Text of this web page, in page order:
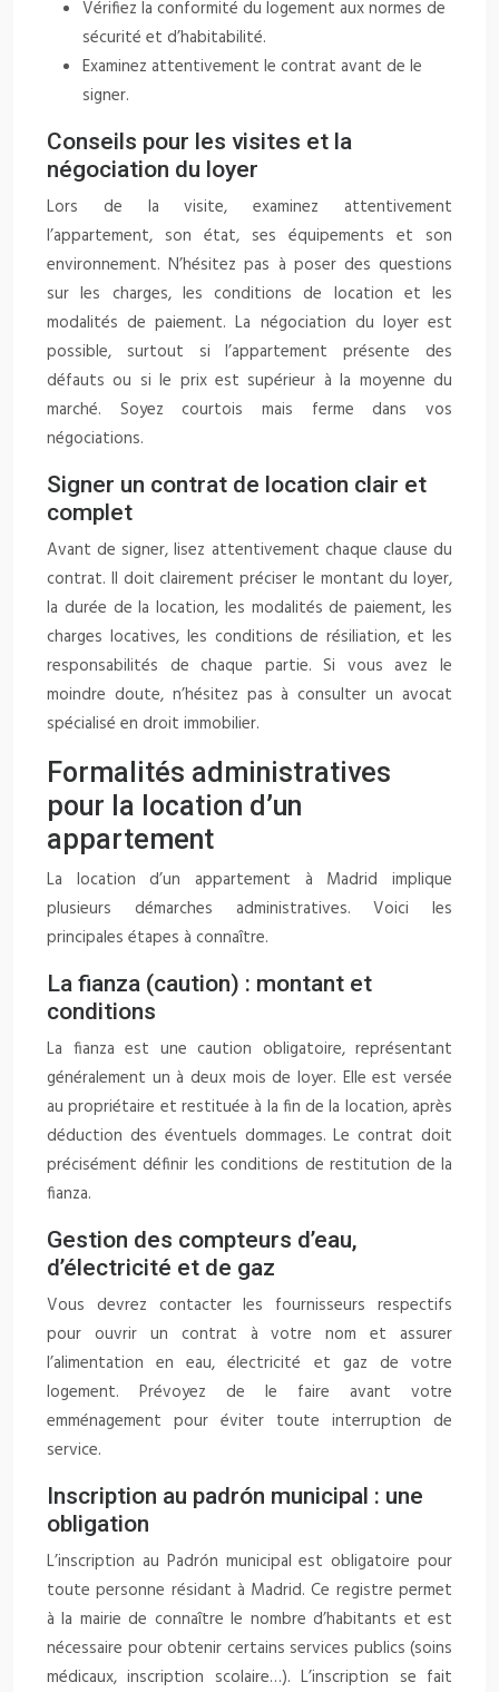
Vérifiez la conformité du logement aux normes de
sécurité et d’habitabilité.
Examinez attentivement le contrat avant de le
signer.
Conseils pour les visites et la
négociation du loyer
Lors de la visite, examinez attentivement
l’appartement, son état, ses équipements et son
environnement. N’hésitez pas à poser des questions
sur les charges, les conditions de location et les
modalités de paiement. La négociation du loyer est
possible, surtout si l’appartement présente des
défauts ou si le prix est supérieur à la moyenne du
marché. Soyez courtois mais ferme dans vos
négociations.
Signer un contrat de location clair et
complet
Avant de signer, lisez attentivement chaque clause du
contrat. Il doit clairement préciser le montant du loyer,
la durée de la location, les modalités de paiement, les
charges locatives, les conditions de résiliation, et les
responsabilités de chaque partie. Si vous avez le
moindre doute, n’hésitez pas à consulter un avocat
spécialisé en droit immobilier.
Formalités administratives
pour la location d’un
appartement
La location d’un appartement à Madrid implique
plusieurs démarches administratives. Voici les
principales étapes à connaître.
La fianza (caution) : montant et
conditions
La fianza est une caution obligatoire, représentant
généralement un à deux mois de loyer. Elle est versée
au propriétaire et restituée à la fin de la location, après
déduction des éventuels dommages. Le contrat doit
précisément définir les conditions de restitution de la
fianza.
Gestion des compteurs d’eau,
d’électricité et de gaz
Vous devrez contacter les fournisseurs respectifs
pour ouvrir un contrat à votre nom et assurer
l’alimentation en eau, électricité et gaz de votre
logement. Prévoyez de le faire avant votre
emménagement pour éviter toute interruption de
service.
Inscription au padrón municipal : une
obligation
L’inscription au Padrón municipal est obligatoire pour
toute personne résidant à Madrid. Ce registre permet
à la mairie de connaître le nombre d’habitants et est
nécessaire pour obtenir certains services publics (soins
médicaux, inscription scolaire…). L’inscription se fait